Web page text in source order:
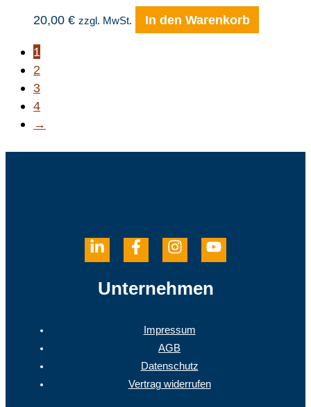
20,00 € zzgl. MwSt. In den Warenkorb
1
2
3
4
→
Unternehmen
Impressum
AGB
Datenschutz
Vertrag widerrufen